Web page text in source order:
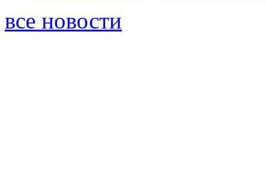
все новости